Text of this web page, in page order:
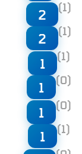
2 (1)
2 (1)
1 (1)
1 (0)
1 (0)
1 (1)